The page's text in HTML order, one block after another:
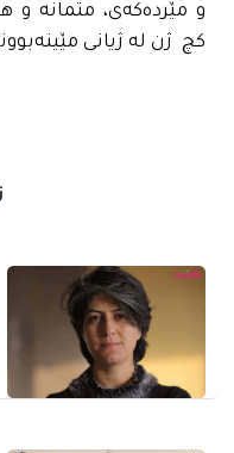
و مێردەکەی، متمانە و
کچ ژن لە ژیانی